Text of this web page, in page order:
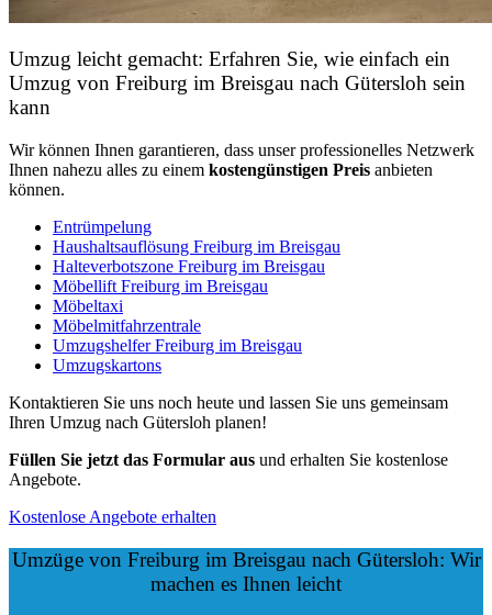
Umzug leicht gemacht: Erfahren Sie, wie einfach ein
Umzug von Freiburg im Breisgau nach Gütersloh sein
kann
Wir können Ihnen garantieren, dass unser professionelles Netzwerk
Ihnen nahezu alles zu einem kostengünstigen Preis anbieten
können.
Entrümpelung
Haushaltsauflösung Freiburg im Breisgau
Halteverbotszone Freiburg im Breisgau
Möbellift Freiburg im Breisgau
Möbeltaxi
Möbelmitfahrzentrale
Umzugshelfer Freiburg im Breisgau
Umzugskartons
Kontaktieren Sie uns noch heute und lassen Sie uns gemeinsam
Ihren Umzug nach Gütersloh planen!
Füllen Sie jetzt das Formular aus und erhalten Sie kostenlose
Angebote.
Kostenlose Angebote erhalten
Umzüge von Freiburg im Breisgau nach Gütersloh: Wir
machen es Ihnen leicht